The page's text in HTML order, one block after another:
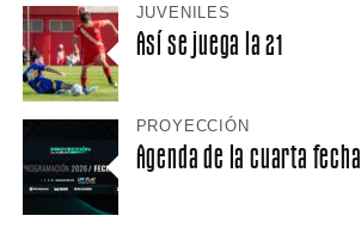
JUVENILES
Así se juega la 21
PROYECCIÓN
Agenda de la cuarta fecha